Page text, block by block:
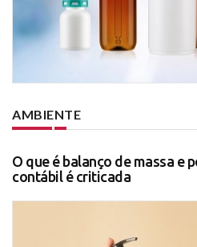
AMBIENTE
O que é balanço de massa e
contábil é criticada